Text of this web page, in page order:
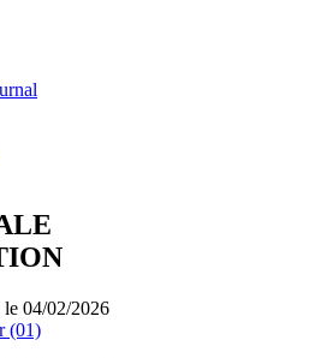
04/02/2026
(01)